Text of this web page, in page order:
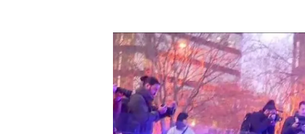
Las imágenes de Dani Alves siendo trasladado
Este programaha
Justicia a la prisión
Un magistrado, sobre la